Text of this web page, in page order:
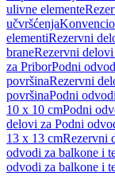
ulivne elemente
učvršćenja
elementiRezervni
braneRezervni
za PriborPodni odvod
površinaRezervni
površinaPodni
10 x 10 cmPodni
delovi za Podni
13 x 13 cmRezervni
odvodi za balkone i
odvodi za balkone i